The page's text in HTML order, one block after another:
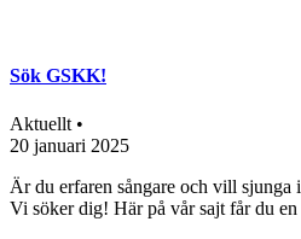
Sök GSKK!
Aktuellt •
20 januari 2025
Är du erfaren sångare och vill sjunga
Vi söker dig! Här på vår sajt får du